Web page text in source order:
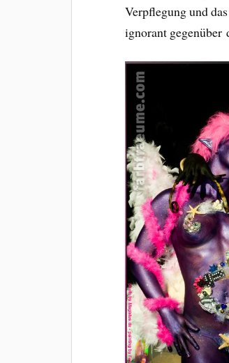
Verpflegung und
ignorant gegenüber